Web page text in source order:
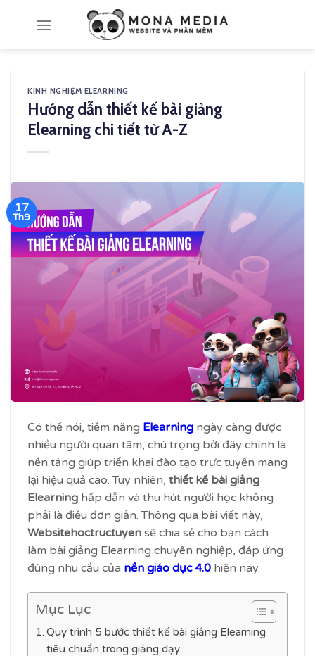
KINH NGHIỆM ELEARNING
Hướng dẫn thiết kế bài giảng
Elearning chi tiết từ A-Z
17
Th9
Có thể nói, tiềm năng Elearning ngày càng được
nhiều người quan tâm, chú trọng bởi đây chính là
nền tảng giúp triển khai đào tạo trực tuyến mang
lại hiệu quả cao. Tuy nhiên, thiết kế bài giảng
Elearning hấp dẫn và thu hút người học không
phải là điều đơn giản. Thông qua bài viết này,
Websitehoctructuyen sẽ chia sẻ cho bạn cách
làm bài giảng Elearning chuyên nghiệp, đáp ứng
đúng nhu cầu của nền giáo dục 4.0 hiện nay.
Mục Lục
Quy trình 5 bước thiết kế bài giảng Elearning
tiêu chuẩn trong giảng dạy